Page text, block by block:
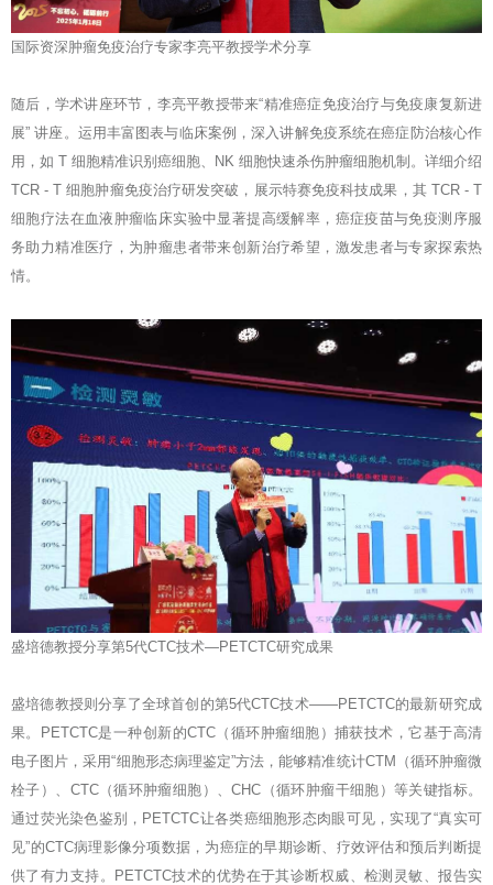
国际资深肿瘤免疫治疗专家李亮平教授学术分享
随后，学术讲座环节，李亮平教授带来“精准癌症免疫治疗与免疫康复新进
展” 讲座。运用丰富图表与临床案例，深入讲解免疫系统在癌症防治核心作
用，如 T 细胞精准识别癌细胞、NK 细胞快速杀伤肿瘤细胞机制。详细介绍
TCR - T 细胞肿瘤免疫治疗研发突破，展示特赛免疫科技成果，其 TCR - T
细胞疗法在血液肿瘤临床实验中显著提高缓解率，癌症疫苗与免疫测序服
务助力精准医疗，为肿瘤患者带来创新治疗希望，激发患者与专家探索热
情。
盛培德教授分享第5代CTC技术—PETCTC研究成果
盛培德教授则分享了全球首创的第5代CTC技术——PETCTC的最新研究成
果。PETCTC是一种创新的CTC（循环肿瘤细胞）捕获技术，它基于高清
电子图片，采用“细胞形态病理鉴定”方法，能够精准统计CTM（循环肿瘤微
栓子）、CTC（循环肿瘤细胞）、CHC（循环肿瘤干细胞）等关键指标。
通过荧光染色鉴别，PETCTC让各类癌细胞形态肉眼可见，实现了“真实可
见”的CTC病理影像分项数据，为癌症的早期诊断、疗效评估和预后判断提
供了有力支持。PETCTC技术的优势在于其诊断权威、检测灵敏、报告实